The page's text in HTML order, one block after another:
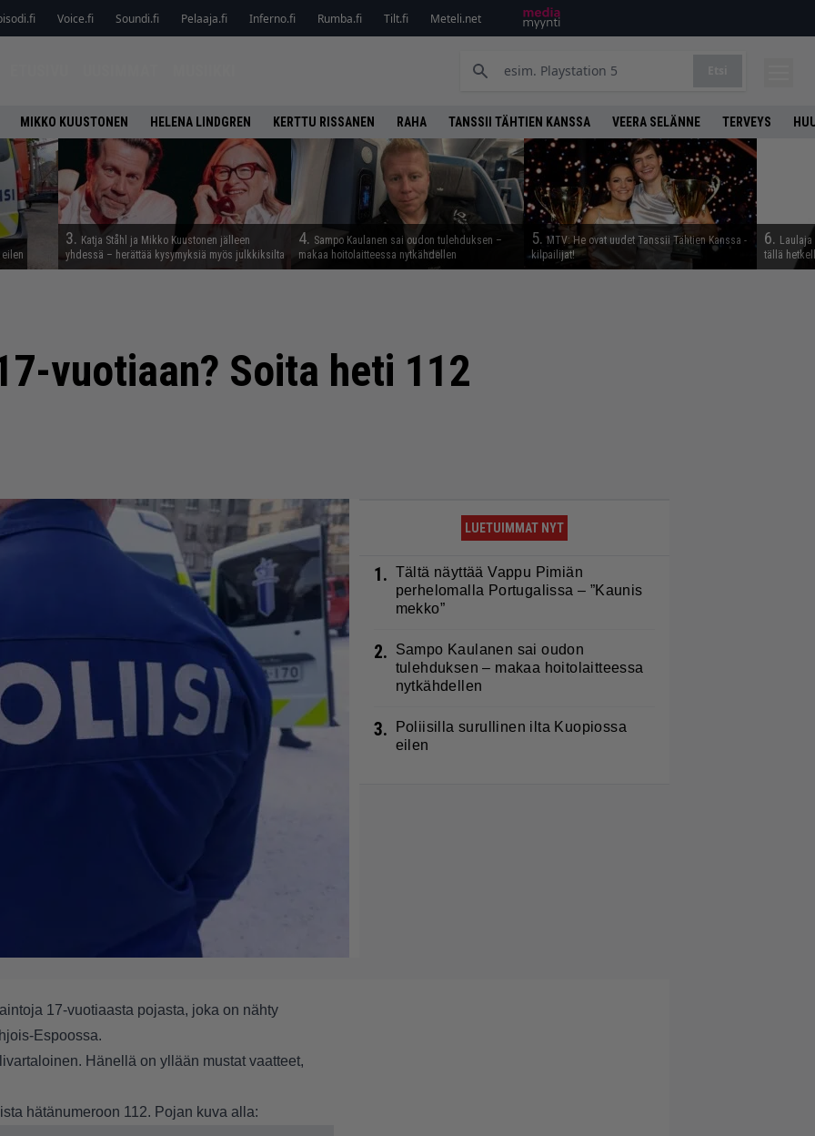
Voice.fi Soundi.fi Pelaaja.fi Inferno.fi Rumba.fi Tilt.fi Meteli.net
MIKKO KUUSTONEN HELENA LINDGREN KERTTU RISSANEN RAHA TANSSII TÄHTIEN KANSSA VEERA SELÄNNE TERVEYS
3. Katja Ståhl ja Mikko Kuustonen jälleen
yhdessä – herättää kysymyksiä myös julkkiksilta
4. Sampo Kaulanen sai oudon tulehduksen –
makaa hoitolaitteessa nytkähdellen
5.MTV: He ovat uudet Tanssii Tähtien Kanssa -
kilpailijat!
6.
tällä
vuotiaan? Soita heti 112
LUETUIMMAT NYT
1. Tältä näyttää Vappu Pimiän
perhelomalla Portugalissa – ”Kaunis
mekko”
2.
Sampo Kaulanen sai oudon
tulehduksen – makaa hoitolaitteessa
nytkähdellen
3.
Poliisilla surullinen ilta Kuopiossa
eilen
17-vuotiaasta pojasta, joka on nähty
Espoossa.
Hänellä on yllään mustat vaatteet,
hätänumeroon 112. Pojan kuva alla: